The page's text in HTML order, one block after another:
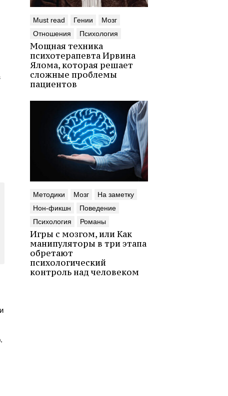
Must read Гении
Мозг
Отношения
Психология
Мощная техника
психотерапевта Ирвина
Ялома, которая решает
сложные проблемы
пациентов
Методики Мозг
На заметку
Нон-фикшн
Поведение
Психология
Романы
Игры с мозгом, или Как
манипуляторы в три этапа
обретают
психологический
контроль над человеком